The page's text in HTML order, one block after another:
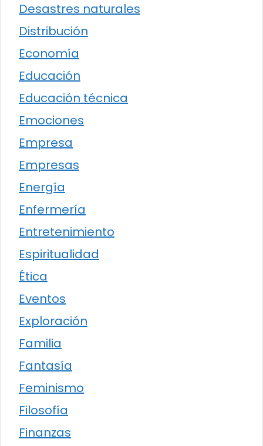
Desastres naturales
Distribución
Economía
Educación
Educación técnica
Emociones
Empresa
Empresas
Energía
Enfermería
Entretenimiento
Espiritualidad
Ética
Eventos
Exploración
Familia
Fantasía
Feminismo
Filosofía
Finanzas